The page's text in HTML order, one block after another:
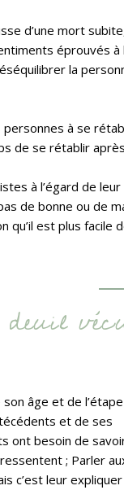
d’une mort
éprouvés à
la
personnes à se
de se rétablir
à l’égard de
de bonne ou
qu’il est plus
âge et de l’étape
et de ses
ont besoin de
; Parler
c’est leur expliquer